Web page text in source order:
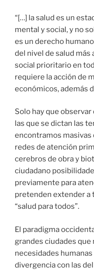
“[…] la salud es un
mental y social, y no
es un derecho
del nivel de salud
social prioritario en
requiere la acción de
económicos, además
Solo hay que
las que se dictan las
encontramos masivas
redes de atención
cerebros de obra y
ciudadano
previamente para
pretenden extender a
“salud para todos”.
El paradigma
grandes ciudades que
necesidades
divergencia con las